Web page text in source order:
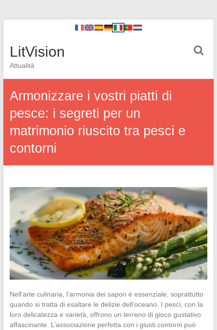
LitVision
Attualità
Armonizzare i vostri piatti di
pesce: i segreti per un
matrimonio riuscito tra pesci e
contorni
Nell’arte culinaria, l’armonia dei sapori è essenziale, soprattutto
quando si tratta di esaltare le delizie dell’oceano. I pesci, con la
loro delicatezza e varietà, offrono un terreno di gioco gustativo
affascinante. L’associazione perfetta con i giusti contorni può